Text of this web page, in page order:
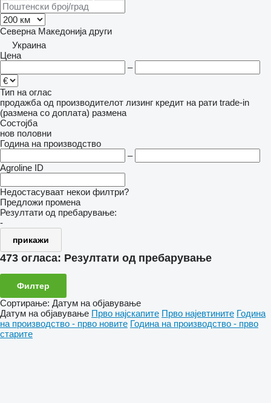
Северна Македонија други
Украина
Цена
–
Тип на оглас
продажба од производителот лизинг кредит на рати trade-in
(размена со доплата) размена
Состојба
нов половни
Година на производство
–
Agroline ID
Недостасуваат некои филтри?
Предложи промена
Резултати од пребарување:
-
прикажи
473 огласа: Резултати од пребарување
Филтер
Сортирање: Датум на објавување
Датум на објавување Прво најскапите Прво најевтините Година
на производство - прво новите Година на производство - прво
старите